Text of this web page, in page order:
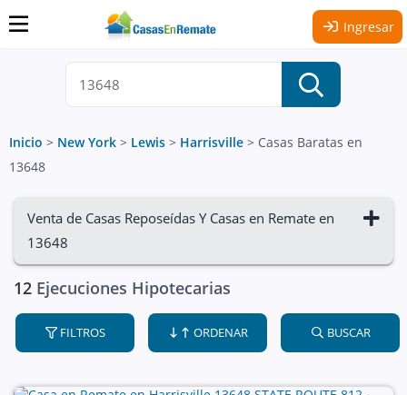
Ingresar
Inicio > New York > Lewis > Harrisville > Casas Baratas en
13648
Venta de Casas Reposeídas Y Casas en Remate en
13648
12 Ejecuciones Hipotecarias
FILTROS ORDENAR BUSCAR